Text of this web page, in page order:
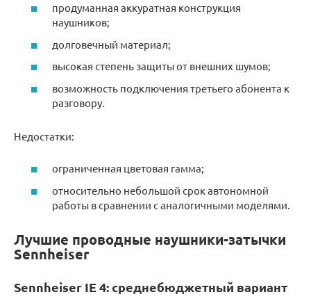
продуманная аккуратная конструкция
наушников;
долговечный материал;
высокая степень защиты от внешних шумов;
возможность подключения третьего абонента к
разговору.
Недостатки:
ограниченная цветовая гамма;
относительно небольшой срок автономной
работы в сравнении с аналогичными моделями.
Лучшие проводные наушники-затычки
Sennheiser
Sennheiser IE 4: среднебюджетный вариант